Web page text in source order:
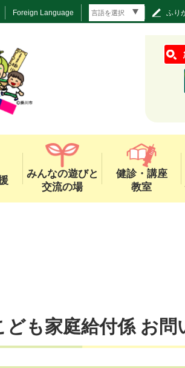
Foreign Language ふり
みんなの遊びと
交流の場
健診・講座
教室
ども家庭給付係 お